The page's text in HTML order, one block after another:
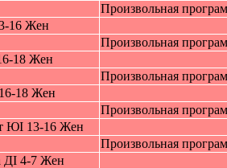
Произвольная
16 Жeн
Произвольная
18 Жeн
Произвольная
18 Жeн
Произвольная
ЮI 13-16 Жeн
Произвольная
ДI 4-7 Жeн